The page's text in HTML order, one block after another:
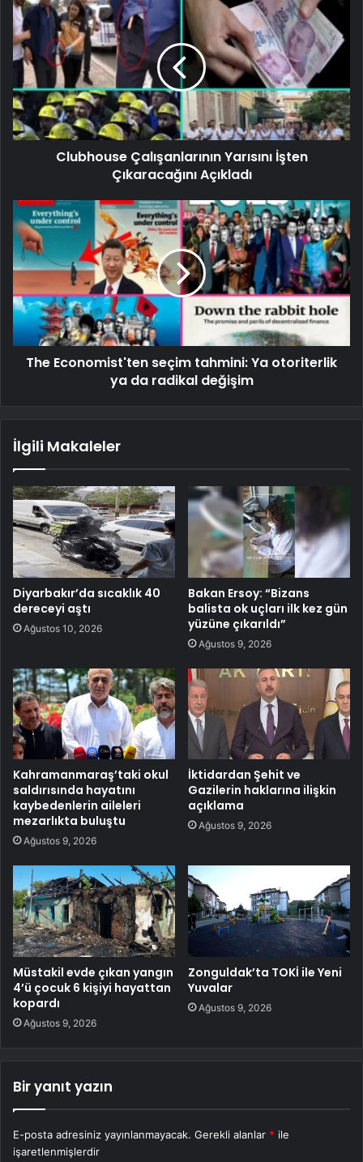
Clubhouse Çalışanlarının Yarısını İşten
Çıkaracağını Açıkladı
The Economist'ten seçim tahmini: Ya otoriterlik
ya da radikal değişim
İlgili Makaleler
Diyarbakır’da sıcaklık 40
dereceyi aştı
Ağustos 10, 2026
Bakan Ersoy: “Bizans
balista ok uçları ilk kez gün
yüzüne çıkarıldı”
Ağustos 9, 2026
Kahramanmaraş’taki okul
saldırısında hayatını
kaybedenlerin aileleri
mezarlıkta buluştu
Ağustos 9, 2026
İktidardan Şehit ve
Gazilerin haklarına ilişkin
açıklama
Ağustos 9, 2026
Müstakil evde çıkan yangın
4’ü çocuk 6 kişiyi hayattan
kopardı
Ağustos 9, 2026
Zonguldak’ta TOKİ ile Yeni
Yuvalar
Ağustos 9, 2026
Bir yanıt yazın
E-posta adresiniz yayınlanmayacak. Gerekli alanlar * ile
işaretlenmişlerdir